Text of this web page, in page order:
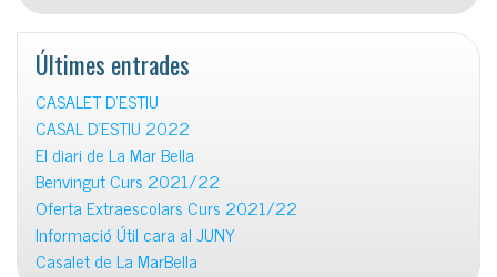
Últimes entrades
CASALET D’ESTIU
CASAL D’ESTIU 2022
El diari de La Mar Bella
Benvingut Curs 2021/22
Oferta Extraescolars Curs 2021/22
Informació Útil cara al JUNY
Casalet de La MarBella